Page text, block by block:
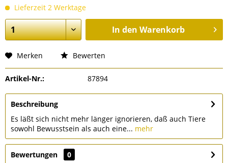
Lieferzeit 2 Werktage
In den Warenkorb
Merken Bewerten
Artikel-Nr.: 87894
Beschreibung
Es läßt sich nicht mehr länger ignorieren, daß auch Tiere
sowohl Bewusstsein als auch eine... mehr
Bewertungen
0